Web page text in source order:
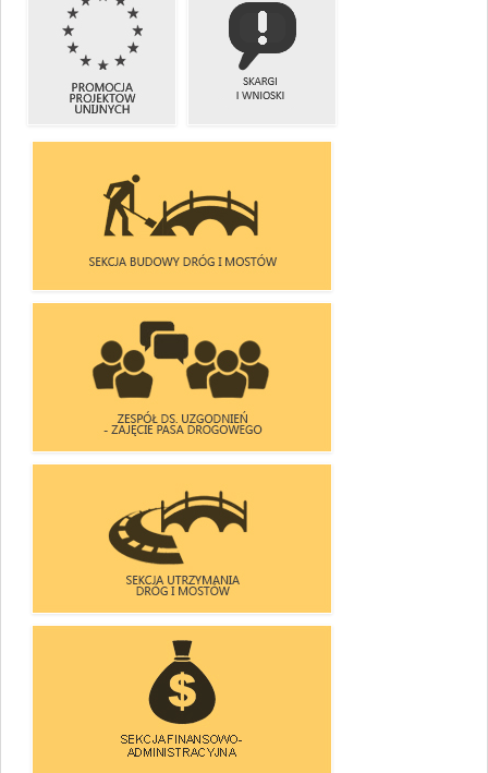
ZREALIZOWANE
INWESTYCJE
I ZADANIA
PROMOCJA
PROJEKTÓW
KRAJOWYCH
PROMOCJA
PROJEKTÓW
UNIJNYCH
I WNIOSKI
SEKCJA BUDOWY DRÓG I MOSTÓW
ZESPÓŁ DS. UZGODNIEŃ
- ZAJĘCIA PASA DROGOWEGO
SEKCJA UTRZYMANIA
DRÓG I MOSTÓW